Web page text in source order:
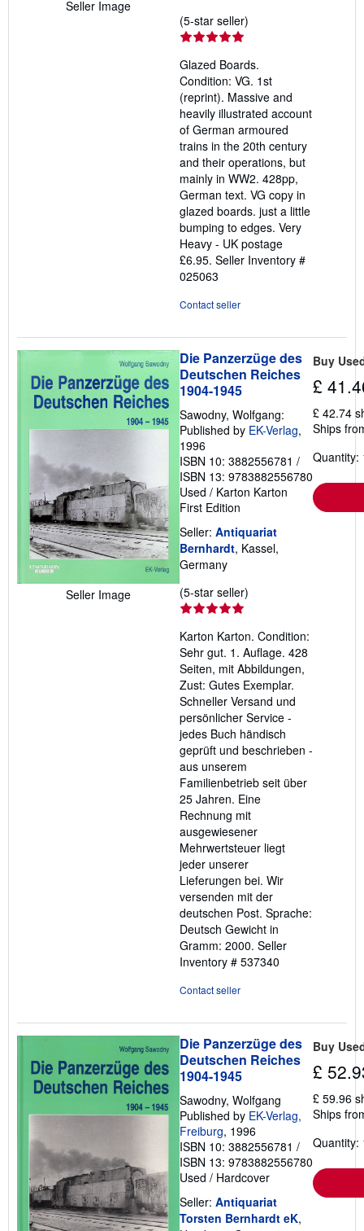
Seller Image
(5-star seller)
out
of
5
stars
Glazed Boards.
Condition: VG. 1st
(reprint). Massive and
heavily illustrated account
of German armoured
trains in the 20th century
and their operations, but
mainly in WW2. 428pp,
German text. VG copy in
glazed boards. just a little
bumping to edges. Very
Heavy - UK postage
£6.95. Seller Inventory #
025063
Contact seller
Seller Image
Die Panzerzüge des
Deutschen Reiches
1904-1945
Sawodny, Wolfgang:
Published by EK-Verlag,
1996
ISBN 10: 3882556781 /
ISBN 13: 9783882556780
Used / Karton Karton
First Edition
Seller: Antiquariat
Bernhardt, Kassel,
Germany
(5-star seller)
out
of
5
stars
Karton Karton. Condition:
Sehr gut. 1. Auflage. 428
Seiten, mit Abbildungen,
Zust: Gutes Exemplar.
Schneller Versand und
persönlicher Service -
jedes Buch händisch
geprüft und beschrieben -
aus unserem
Familienbetrieb seit über
25 Jahren. Eine
Rechnung mit
ausgewiesener
Mehrwertsteuer liegt
jeder unserer
Lieferungen bei. Wir
versenden mit der
deutschen Post. Sprache:
Deutsch Gewicht in
Gramm: 2000. Seller
Inventory # 537340
Contact seller
Buy
£
£ 42.74
Ships
Quantity:
Die Panzerzüge des
Deutschen Reiches
1904-1945
Sawodny, Wolfgang
Published by EK-Verlag,
Freiburg, 1996
ISBN 10: 3882556781 /
ISBN 13: 9783882556780
Used / Hardcover
Seller: Antiquariat
Torsten Bernhardt eK,
Buy
£
£ 59.96
Ships
Quantity: